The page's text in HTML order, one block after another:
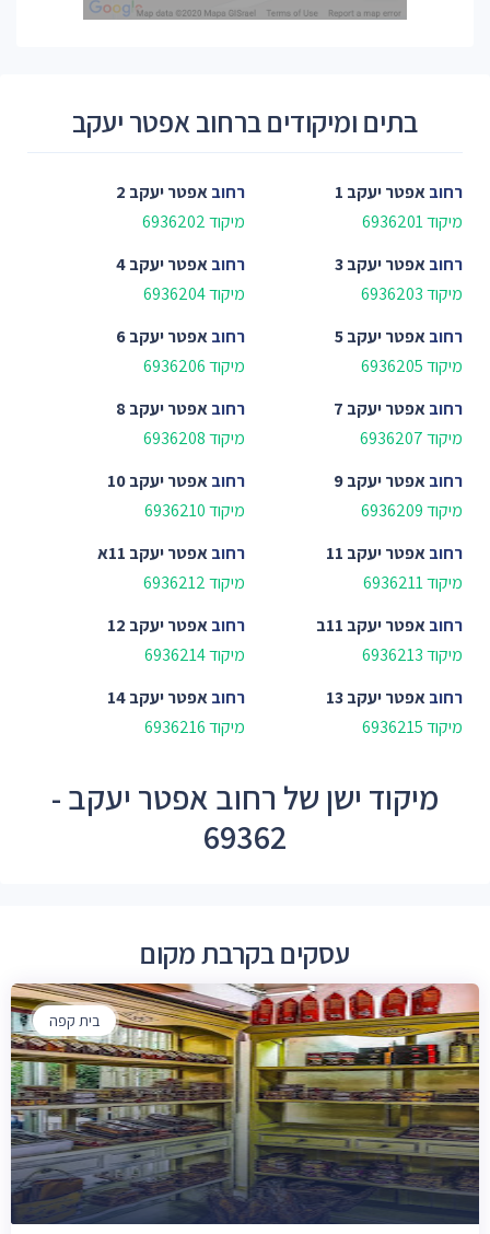
בתים ומיקודים ברחוב אפטר יעקב
רחובאפטר יעקב 1
מיקוד 6936201
רחובאפטר יעקב 2
מיקוד 6936202
רחובאפטר יעקב 3
מיקוד 6936203
רחובאפטר יעקב 4
מיקוד 6936204
רחובאפטר יעקב 5
מיקוד 6936205
רחובאפטר יעקב 6
מיקוד 6936206
רחובאפטר יעקב 7
מיקוד 6936207
רחובאפטר יעקב 8
מיקוד 6936208
רחובאפטר יעקב 9
מיקוד 6936209
רחובאפטר יעקב 10
מיקוד 6936210
רחובאפטר יעקב 11
מיקוד 6936211
רחובאפטר יעקב 11א
מיקוד 6936212
רחובאפטר יעקב 11ב
מיקוד 6936213
רחובאפטר יעקב 12
מיקוד 6936214
רחובאפטר יעקב 13
מיקוד 6936215
רחובאפטר יעקב 14
מיקוד 6936216
מיקוד ישן של רחוב אפטר יעקב -
69362
עסקים בקרבת מקום
בית קפה